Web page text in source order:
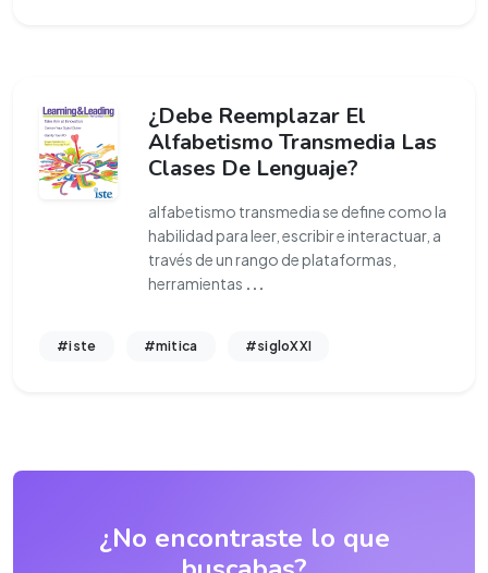
¿Debe Reemplazar El
Alfabetismo Transmedia Las
Clases De Lenguaje?
alfabetismo transmedia se define como la
habilidad para leer, escribir e interactuar, a
través de un rango de plataformas,
herramientas ...
#iste #mitica #sigloXXI
¿No encontraste lo que